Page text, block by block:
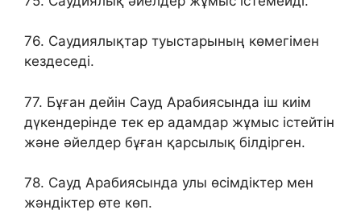
76. Саудиялықтар туыстарының көмегімен
кездеседі.
77. Бұған дейін Сауд Арабиясында іш киім
дүкендерінде тек ер адамдар жұмыс істейтін
және әйелдер бұған қарсылық білдірген.
78. Сауд Арабиясында улы өсімдіктер мен
жәндіктер өте көп.